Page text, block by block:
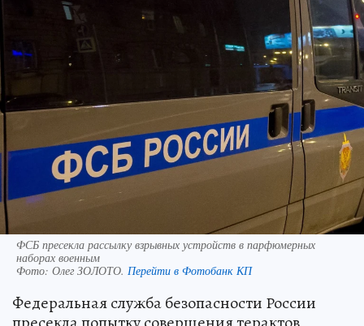
ФСБ пресекла рассылку взрывных устройств в парфюмерных
наборах военным
Фото: Олег ЗОЛОТО. Перейти в Фотобанк КП
Федеральная служба безопасности России